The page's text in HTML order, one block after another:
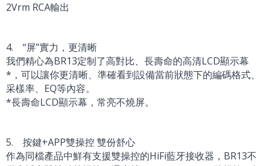
2Vrm RCA輸出
4. “屏”實力，更清晰
我們精心為BR13定制了高對比、長壽命的高清LCD顯示幕
*，可以讓你更清晰、準確看到設備當前狀態下的編碼格式、
采樣率、EQ等內容。
*長壽命LCD顯示幕，常亮不燒屏。
5. 按鍵+APP雙操控 雙份舒心
作為同檔產品中鮮有支援雙操控的HiFi藍牙接收器，BR13不